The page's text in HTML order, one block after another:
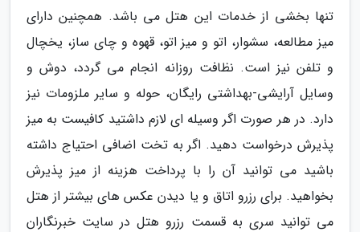
تنها بخشی از خدمات این هتل می باشد. همچنین دارای
میز مطالعه، سشوار، اتو و میز اتو، قهوه و چای ساز، یخچال
و تلفن نیز است. نظافت روزانه انجام می گردد، دوش و
وسایل آرایشی-بهداشتی رایگان، حوله و سایر ملزومات نیز
دارد. در هر صورت اگر وسیله ای لازم داشتید کافیست به میز
پذیرش درخواست دهید. اگر به تخت اضافی احتیاج داشته
باشید می توانید آن را با پرداخت هزینه از میز پذیرش
بخواهید. برای رزرو اتاق و یا دیدن عکس های بیشتر از هتل
می توانید سری به قسمت رزرو هتل در سایت خبرنگاران